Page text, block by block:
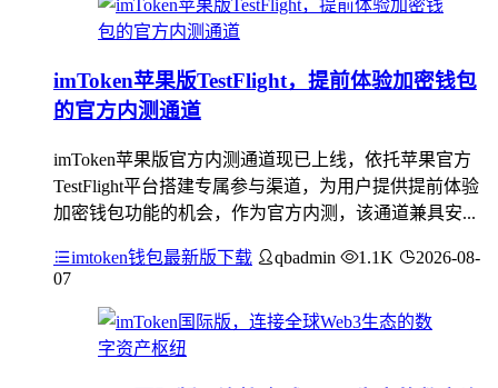
imToken苹果版TestFlight，提前体验加密钱包
的官方内测通道
imToken苹果版官方内测通道现已上线，依托苹果官方
TestFlight平台搭建专属参与渠道，为用户提供提前体验
加密钱包功能的机会，作为官方内测，该通道兼具安...
imtoken钱包最新版下载 qbadmin 1.1K
2026-08-
07